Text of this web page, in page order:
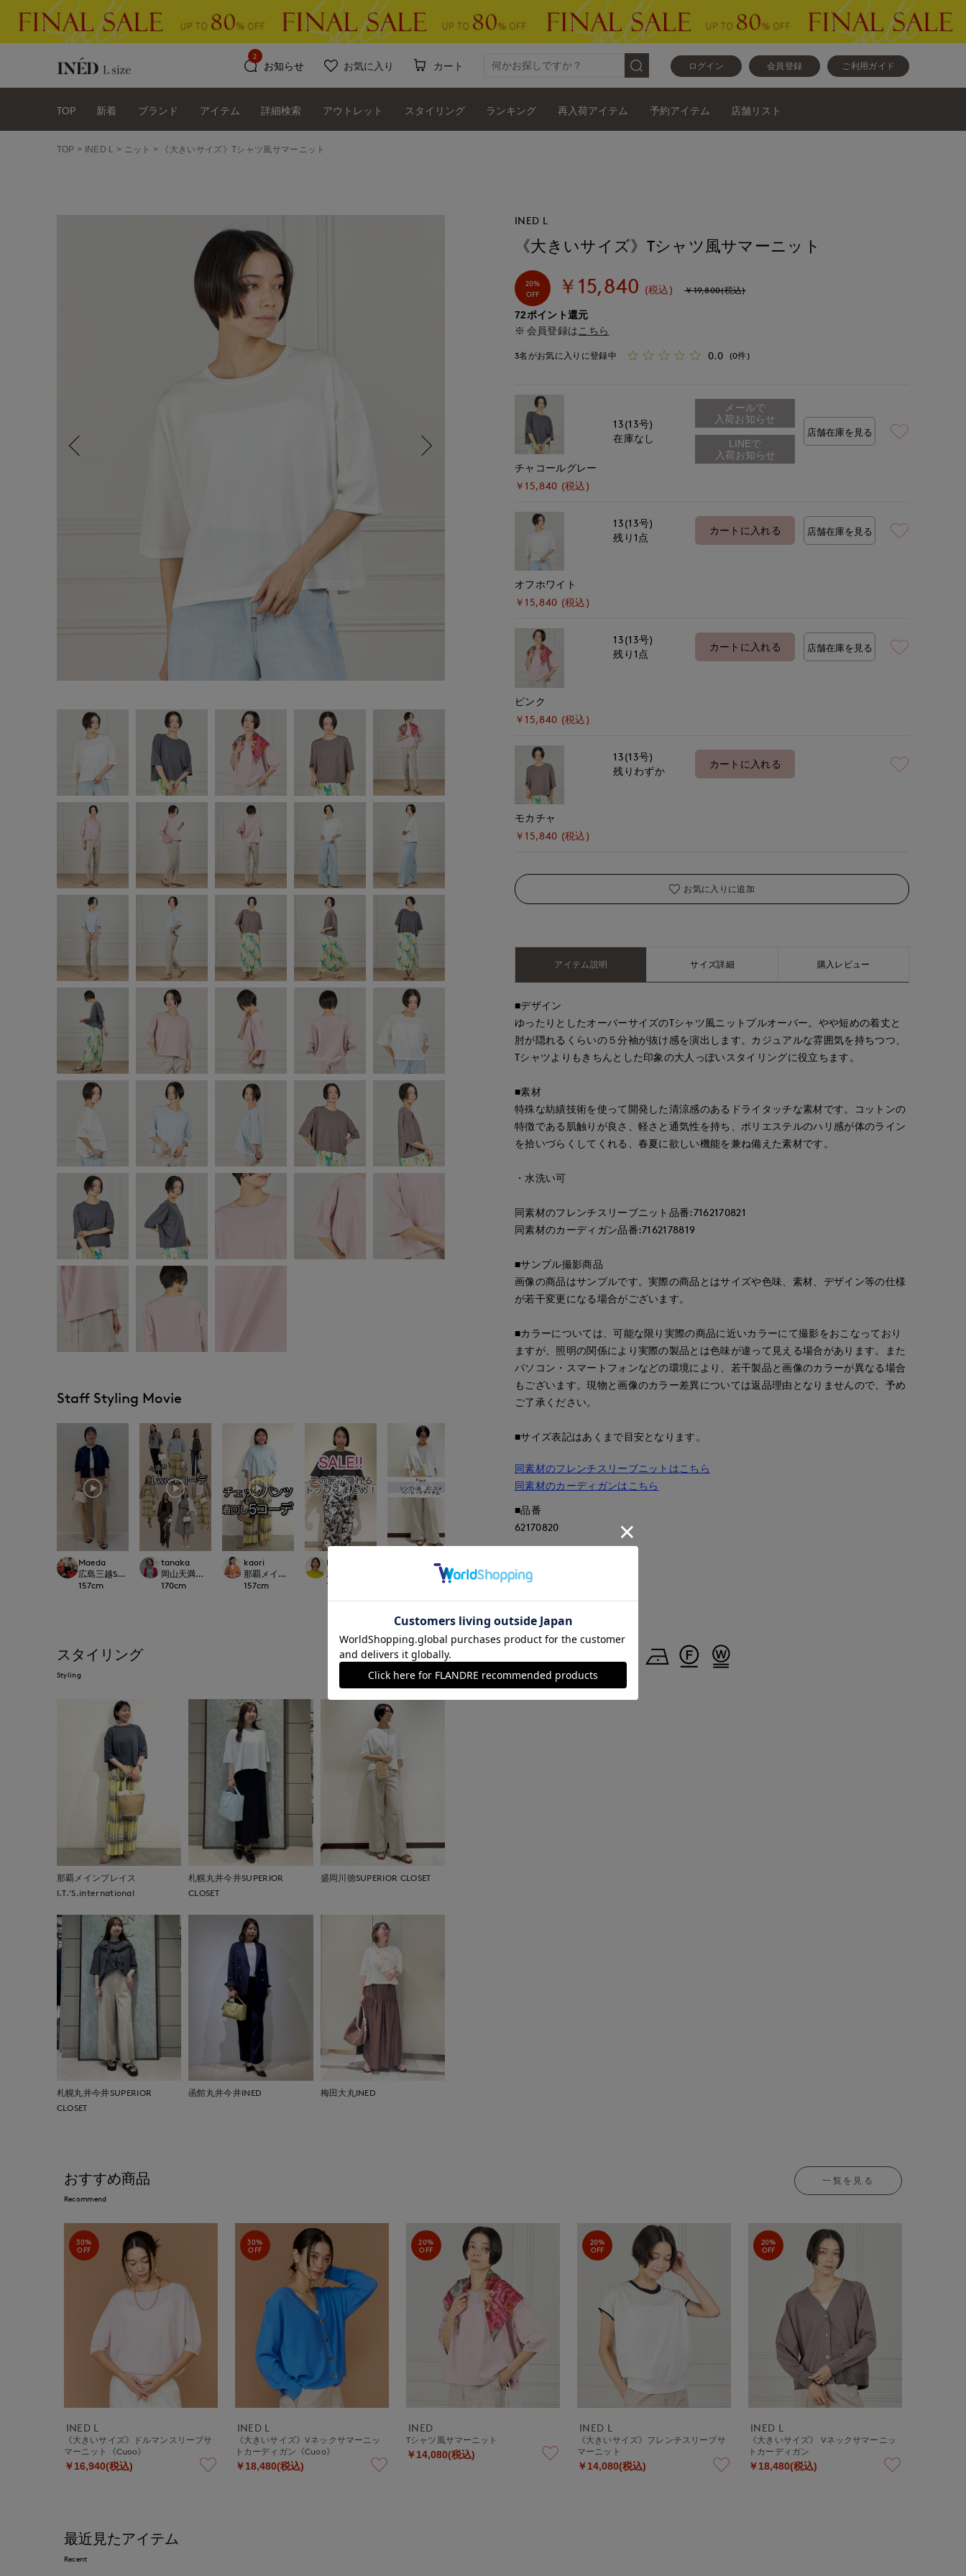
ログイン 会員登録 ご利用ガイド
お知らせ
2
お気に入り カート
TOP 新着 ブランド アイテム 詳細検索 アウトレット スタイリング ランキング 再入荷アイテム 予約アイテム 店舗リスト
TOP INED L ニット 《大きいサイズ》Tシャツ風サマーニット
Staff Styling Movie
Maeda
広島三越SUPERIORCLOSET
157cm
tanaka
岡山天満屋SUPERIORCLOSET
170cm
kaori
那覇メインプレイスI.T.'S.international
157cm
Mikiko
新宿タカシマヤSUPERIOR CLOSET
158
盛岡川徳SUPERIOR CLOSET上本町近鉄SUPERIORCLOSET
163 cm
スタイリング
Styling
もっと見る
那覇メインプレイス
I.T.'S.international
札幌丸井今井SUPERIOR
CLOSET
盛岡川徳SUPERIOR CLOSET
札幌丸井今井SUPERIOR
CLOSET
函館丸井今井INED 梅田大丸INED
INED L
《大きいサイズ》Tシャツ風サマーニット
20%
OFF
￥15,840 (税込) ￥19,800(税込)
72ポイント還元
会員登録は こちら
3名がお気に入りに登録中 0.0 (0件)
チャコールグレー
￥15,840 (税込)
13(13号)
在庫なし
メールで
入荷お知らせ
店舗在庫を見る
オフホワイト
￥15,840 (税込)
13(13号)
残り1点
カートに入れる 店舗在庫を見る
ピンク
￥15,840 (税込)
13(13号)
残り1点
カートに入れる 店舗在庫を見る
モカチャ
￥15,840 (税込)
13(13号)
残りわずか
カートに入れる
お気に入りに追加
アイテム説明 サイズ詳細 購入レビュー
■デザイン
ゆったりとしたオーバーサイズのTシャツ風ニットプルオーバー。やや短めの着丈と
肘が隠れるくらいの５分袖が抜け感を演出します。カジュアルな雰囲気を持ちつつ、
Tシャツよりもきちんとした印象の大人っぽいスタイリングに役立ちます。
■素材
特殊な紡績技術を使って開発した清涼感のあるドライタッチな素材です。コットンの
特徴である肌触りが良さ、軽さと通気性を持ち、ポリエステルのハリ感が体のライン
を拾いづらくしてくれる、春夏に欲しい機能を兼ね備えた素材です。
・水洗い可
同素材のフレンチスリーブニット品番:7162170821
同素材のカーディガン品番:7162178819
■サンプル撮影商品
画像の商品はサンプルです。実際の商品とはサイズや色味、素材、デザイン等の仕様
が若干変更になる場合がございます。
■カラーについては、可能な限り実際の商品に近いカラーにて撮影をおこなっており
ますが、照明の関係により実際の製品とは色味が違って見える場合があります。また
パソコン・スマートフォンなどの環境により、若干製品と画像のカラーが異なる場合
もございます。現物と画像のカラー差異については返品理由となりませんので、予め
ご了承ください。
■サイズ表記はあくまで目安となります。
同素材のフレンチスリーブニットはこちら
同素材のカーディガンはこちら
■品番
62170820
中国製
■取扱い方法
取り扱いについて
おすすめ商品
Recommend
一覧を見る
30%
OFF
INED L
《大きいサイズ》ドルマンスリーブサ
マーニット《Cuoo》
￥16,940(税込)
30%
OFF
INED L
《大きいサイズ》Vネックサマーニッ
トカーディガン《Cuoo》
￥18,480(税込)
20%
OFF
INED
Tシャツ風サマーニット
￥14,080(税込)
20%
OFF
INED L
《大きいサイズ》フレンチスリーブサ
マーニット
￥14,080(税込)
20%
OFF
INED L
《大きいサイズ》 Vネックサマーニッ
トカーディガン
￥18,480(税込)
最近見たアイテム
Recent